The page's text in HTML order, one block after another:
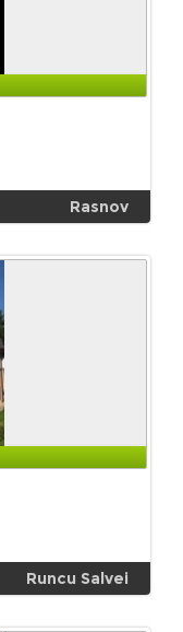
Rasnov
Runcu Salvei